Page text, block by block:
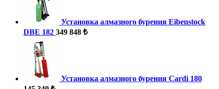
Установка алмазного бурения Eibenstock
DBE 182 349 848 ₺
Установка алмазного бурения Cardi 180